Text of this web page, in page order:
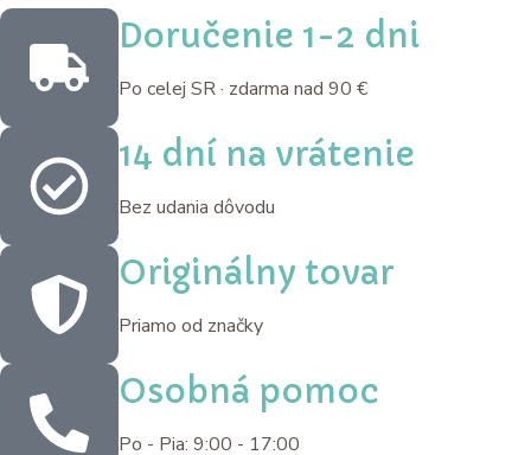
Doručenie 1-2 dni
Po celej SR · zdarma nad 90 €
14 dní na vrátenie
Bez udania dôvodu
Originálny tovar
Priamo od značky
Osobná pomoc
Po - Pia: 9:00 - 17:00